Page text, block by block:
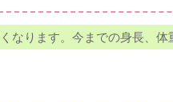
ります。今までの身長、体